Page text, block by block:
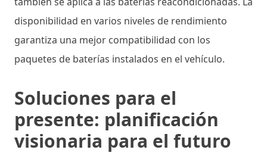
disponibilidad en varios niveles de rendimiento
garantiza una mejor compatibilidad con los
paquetes de baterías instalados en el vehículo.
Soluciones para el
presente: planificación
visionaria para el futuro